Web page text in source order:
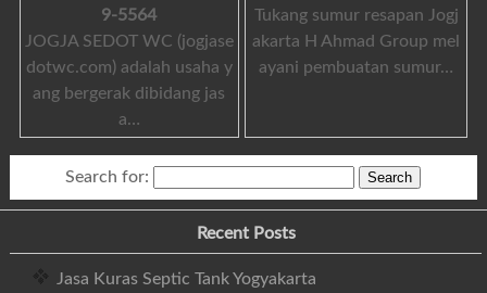
9-5564
JOGJA SEDOT WC (jogjase
dotwc.com) adalah usaha y
ang bergerak dibidang jas
a…
Tukang sumur resapan Jogj
akarta H Ahmad Group mel
ayani pembuatan sumur…
Search for:
Recent Posts
Jasa Kuras Septic Tank Yogyakarta